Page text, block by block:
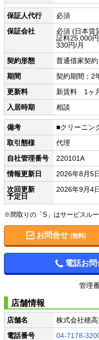
保証人代行
必須
保証会社
必須 (日本
証料25,000
330円/月
契約形態
普通借家契約
期間
契約期間：2
更新料
新賃料 1ヶ
入居時期
相談
備考
■クリーニン
取引態様
代理
自社管理番号
220101A
情報更新日
2026年8月5
次回更新
予定日
2026年9月4
※間取りの「S」はサービスルー
お問合せ (無料)
電話お問
管理
店舗情報
店舗名
株式会社穂
電話番号
04-7178-